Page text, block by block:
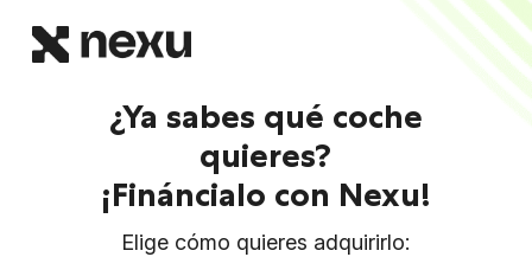
¿Ya sabes qué coche
quieres?
¡Fináncialo con Nexu!
Elige cómo quieres adquirirlo: